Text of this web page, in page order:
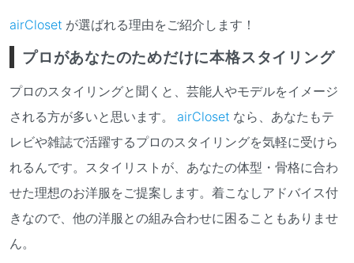
airCloset が選ばれる理由をご紹介します！
プロがあなたのためだけに本格スタイリング
プロのスタイリングと聞くと、芸能人やモデルをイメージ
される方が多いと思います。 airCloset なら、あなたもテ
レビや雑誌で活躍するプロのスタイリングを気軽に受けら
れるんです。スタイリストが、あなたの体型・骨格に合わ
せた理想のお洋服をご提案します。着こなしアドバイス付
きなので、他の洋服との組み合わせに困ることもありませ
ん。